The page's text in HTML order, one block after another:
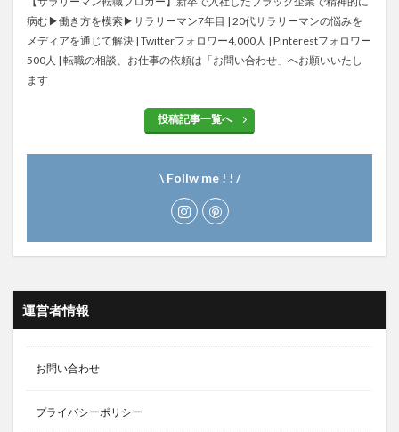
病む▶働き方を模索▶サラリーマン7年目 | 20代サラリーマンの悩みを
メディアを通じて解決 | Twitterフォロワー4,000人 | Pinterestフォロワー
500人 | 転職の相談、お仕事の依頼は「お問い合わせ」へお願いいたし
ます
投稿記事一覧へ
\ Follw me ! ! /
運営者情報
お問い合わせ
プライバシーポリシー